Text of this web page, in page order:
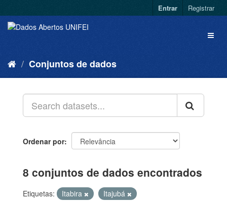
Entrar Registrar
Conjuntos de dados
Ordenar por
8 conjuntos de dados encontrados
Etiquetas: Itabira
Itajubá